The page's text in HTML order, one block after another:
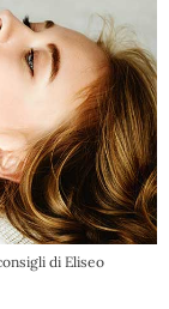
di Eliseo